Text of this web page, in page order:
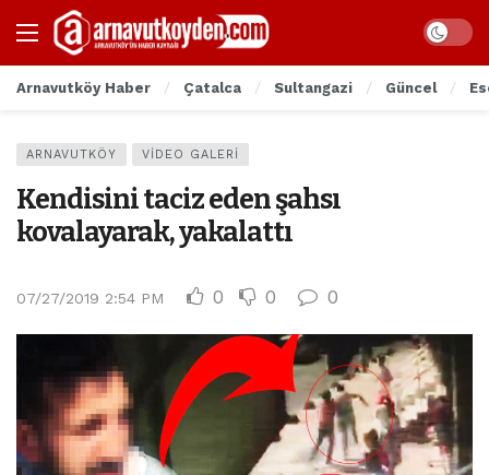
Arnavutköy Haber Çatalca Sultangazi Güncel
ARNAVUTKÖY VIDEO GALERI
Kendisini taciz eden şahsı
kovalayarak, yakalattı
07/27/2019 2:54 PM 0 0 0